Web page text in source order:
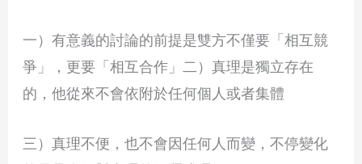
一）有意義的討論的前提是雙方不僅要「相互競
爭」，更要「相互合作」二）真理是獨立存在
的，他從來不會依附於任何個人或者集體
三）真理不便，也不會因任何人而變，不停變化